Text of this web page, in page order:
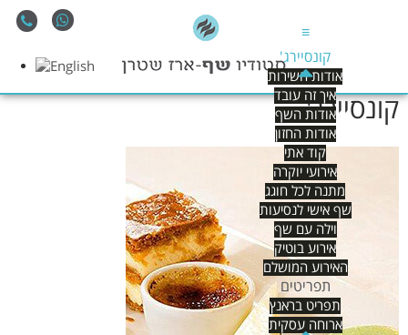
≡
קונסיירג'
אודות השירות
איך זה עובד
אודות השף
אודות החזון
קוד אתי
אירועי יוקרה
מתנה לכל חוגג
שף אישי לנסיעות
וילה עם שף
אירוע בוטיק
האירוע המושלם
תפריטים
תפריט בראנץ
ארוחה עסקית
קונסיירג'